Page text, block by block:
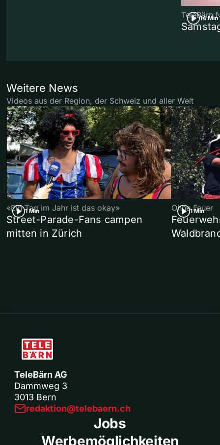
14 Min
TeleBärn
Weitere News
Videos aus der Region, der Schweiz und aller Welt
1 Min
«Ein Tag im Jahr ist das okay»
Street-Parade-Fans campen
mitten in Zürich
1 Min
Ohne Feuer
TeleBärn AG
Dammweg 3
3013 Bern
redaktion@telebaern.ch
Jobs
Werbemöglichkeiten